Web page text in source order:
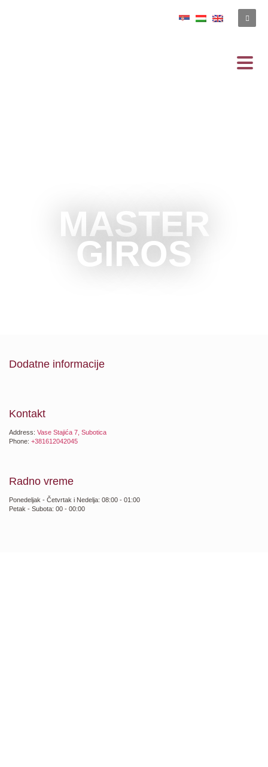
MASTER
GIROS
Dodatne informacije
Kontakt
Address: Vase Stajića 7, Subotica
Phone: +381612042045
Radno vreme
Ponedeljak - Četvrtak i Nedelja: 08:00 - 01:00
Petak - Subota: 00 - 00:00